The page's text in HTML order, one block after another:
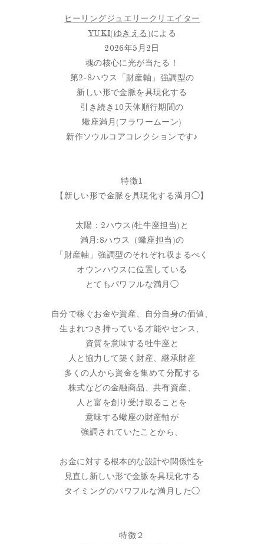
ヒーリングジュエリークリエイター
YUKI(ゆきえる)による
2026年5月2日
魂の核心に光が当たる！
第2-8ハウス「財産軸」強調型の
新しい形で金脈を具現化する
引き続き10天体順行期間の
蠍座満月(フラワームーン)
新作ソウルコアコレクションです♪
特徴1
【新しい形で金脈を具現化する満月◯】
太陽：2ハウス(牡牛座担当)と
満月:8ハウス（蠍座担当)の
「財産軸」強調型のそれぞれ収まるべく
オウンハウスに位置している
とてもパワフルな満月◯
自分で稼ぐお金や資産、自分自身の価値、
生まれつき持っている才能やセンス、
資質を意味する牡牛座と
人と協力して築く財産、継承財産
多くの人から資金を集めて分配する
株式などの金融商品、共有資産、
人と富を創り受け取ることを
意味する蠍座の財産軸が
強調されていたことから、
お金に対する根本的な設計や関係性を
見直し新しい形で金脈を具現化する
タイミングのパワフルな満月した◯
特徴２